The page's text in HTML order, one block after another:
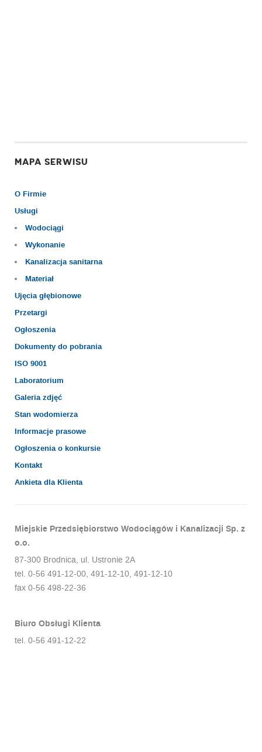
MAPA SERWISU
O Firmie
Usługi
Wodociągi
Wykonanie
Kanalizacja sanitarna
Materiał
Ujęcia głębionowe
Przetargi
Ogłoszenia
Dokumenty do pobrania
ISO 9001
Laboratorium
Galeria zdjęć
Stan wodomierza
Informacje prasowe
Ogłoszenia o konkursie
Kontakt
Ankieta dla Klienta
Miejskie Przedsiębiorstwo Wodociągów i Kanalizacji Sp. z
o.o.
87-300 Brodnica, ul. Ustronie 2A
tel. 0-56 491-12-00, 491-12-10, 491-12-10
fax 0-56 498-22-36
Biuro Obsługi Klienta
tel. 0-56 491-12-22